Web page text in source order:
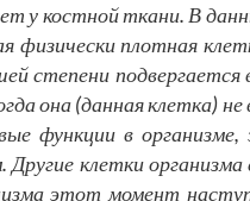
у костной ткани. В
плотная
степени
она (данная клетка)
функции в
Другие клетки
этот момент